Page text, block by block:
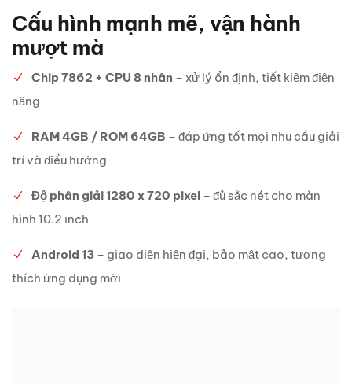
Cấu hình mạnh mẽ, vận hành
mượt mà
Chip 7862 + CPU 8 nhân – xử lý ổn định, tiết kiệm điện
năng
RAM 4GB / ROM 64GB – đáp ứng tốt mọi nhu cầu giải
trí và điều hướng
Độ phân giải 1280 x 720 pixel – đủ sắc nét cho màn
hình 10.2 inch
Android 13 – giao diện hiện đại, bảo mật cao, tương
thích ứng dụng mới